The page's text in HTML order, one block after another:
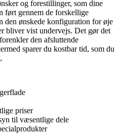
og forestillinger, som dine
ført gennem de forskellige
den ønskede konfiguration for øje
bliver vist undervejs. Det gør det
den afsluttende
sparer du kostbar tid, som du
priser
til væsentlige dele